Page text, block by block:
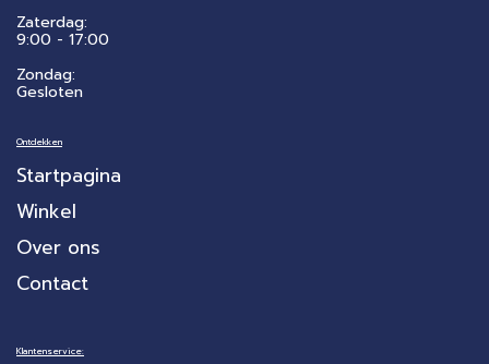
Zaterdag:
​9:00 - 17:00
Zondag:
Gesloten
Ontdekken
Startpagina
Winkel
Over ons
Contact
Klantenservice: